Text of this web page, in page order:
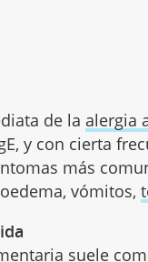
de la alergia
y con cierta
más
vómitos,
suele